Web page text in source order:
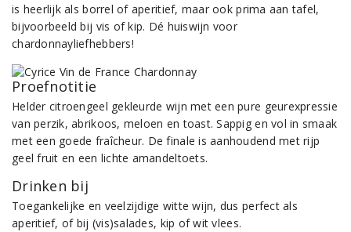
is heerlijk als borrel of aperitief, maar ook prima aan tafel,
bijvoorbeeld bij vis of kip. Dé huiswijn voor
chardonnayliefhebbers!
Proefnotitie
Helder citroengeel gekleurde wijn met een pure geurexpressie
van perzik, abrikoos, meloen en toast. Sappig en vol in smaak
met een goede fraîcheur. De finale is aanhoudend met rijp
geel fruit en een lichte amandeltoets.
Drinken bij
Toegankelijke en veelzijdige witte wijn, dus perfect als
aperitief, of bij (vis)salades, kip of wit vlees.